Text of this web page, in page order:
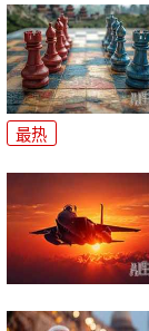
最热